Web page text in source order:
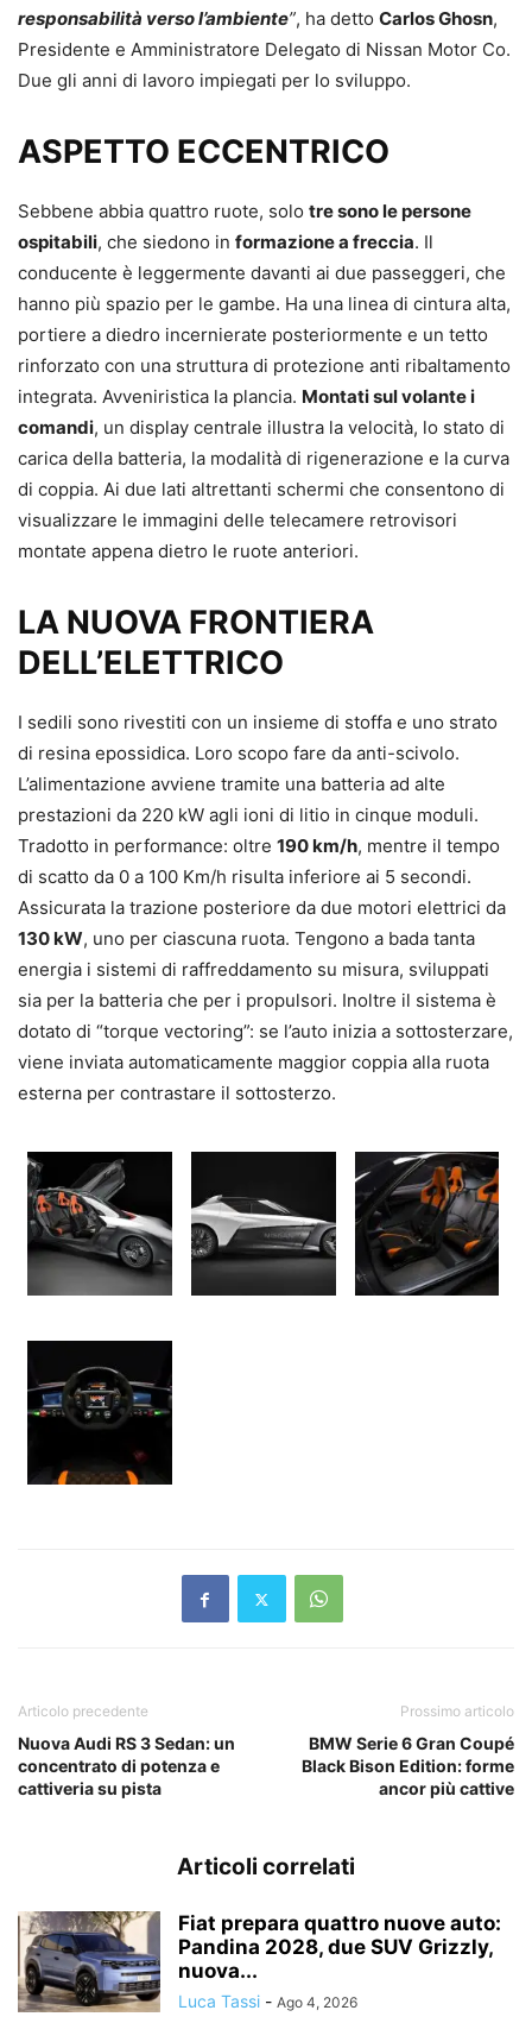
responsabilità verso l’ambiente”, ha detto Carlos Ghosn,
Presidente e Amministratore Delegato di Nissan Motor Co.
Due gli anni di lavoro impiegati per lo sviluppo.
ASPETTO ECCENTRICO
Sebbene abbia quattro ruote, solo tre sono le persone
ospitabili, che siedono in formazione a freccia. Il
conducente è leggermente davanti ai due passeggeri, che
hanno più spazio per le gambe. Ha una linea di cintura alta,
portiere a diedro incernierate posteriormente e un tetto
rinforzato con una struttura di protezione anti ribaltamento
integrata. Avveniristica la plancia. Montati sul volante i
comandi, un display centrale illustra la velocità, lo stato di
carica della batteria, la modalità di rigenerazione e la curva
di coppia. Ai due lati altrettanti schermi che consentono di
visualizzare le immagini delle telecamere retrovisori
montate appena dietro le ruote anteriori.
LA NUOVA FRONTIERA
DELL’ELETTRICO
I sedili sono rivestiti con un insieme di stoffa e uno strato
di resina epossidica. Loro scopo fare da anti-scivolo.
L’alimentazione avviene tramite una batteria ad alte
prestazioni da 220 kW agli ioni di litio in cinque moduli.
Tradotto in performance: oltre 190 km/h, mentre il tempo
di scatto da 0 a 100 Km/h risulta inferiore ai 5 secondi.
Assicurata la trazione posteriore da due motori elettrici da
130 kW, uno per ciascuna ruota. Tengono a bada tanta
energia i sistemi di raffreddamento su misura, sviluppati
sia per la batteria che per i propulsori. Inoltre il sistema è
dotato di “torque vectoring”: se l’auto inizia a sottosterzare,
viene inviata automaticamente maggior coppia alla ruota
esterna per contrastare il sottosterzo.
Articolo precedente
Nuova Audi RS 3 Sedan: un
concentrato di potenza e
cattiveria su pista
Prossimo articolo
BMW Serie 6 Gran Coupé
Black Bison Edition: forme
ancor più cattive
Articoli correlati
Fiat prepara quattro nuove auto:
Pandina 2028, due SUV Grizzly,
nuova...
Luca Tassi - Ago 4, 2026